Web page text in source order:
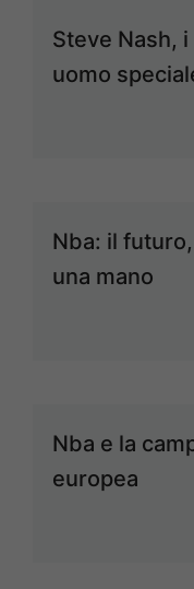
Steve Nash,
uomo
Nba: il
una mano
Nba e la
europea